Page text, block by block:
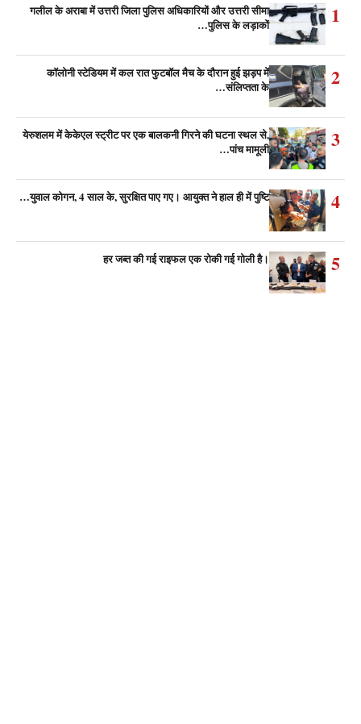
1
गलील के अराबा में उत्तरी जिला पुलिस अधिकारियों और उत्तरी सीमा
पुलिस के लड़ाकों…
2
कॉलोनी स्टेडियम में कल रात फुटबॉल मैच के दौरान हुई झड़प में
संलिप्तता के…
3
येरुशलम में केकेएल स्ट्रीट पर एक बालकनी गिरने की घटना स्थल से,
पांच मामूली…
4
युवाल कोगन, 4 साल के, सुरक्षित पाए गए। आयुक्त ने हाल ही में पुष्टि…
5
हर जब्त की गई राइफल एक रोकी गई गोली है।